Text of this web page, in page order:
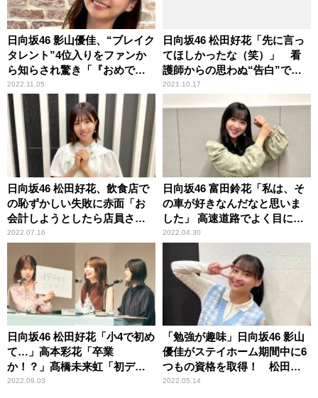
日向坂46 影山優佳、“ブレイク
タレント”4位入りをファンか
ら知らされ驚き「『おめでと
う』っていっぱい来たの」
2022.11.05
日向坂46 松田好花「先に言っ
てほしかったな（笑）」 看
護師からの思わぬ“告白”で頭
が真っ白になった顛末を明か
2021.10.17
日向坂46 松田好花、飲食店で
の恥ずかしい失敗に赤面「お
会計しようとしたら店員さん
が……」
2022.07.16
日向坂46 富田鈴花「私は、そ
の車が好きなんだなと思いま
した」 高速道路でよく目につ
く車種を明かす
2022.04.30
日向坂46 松田好花「小4で初め
て…」高本彩花「卒業
か！？」髙橋未来虹「初デー
ト！」 どこにも出してない
2022.09.03
「勉強が趣味」日向坂46 影山
優佳がステイホーム期間中に6
つもの資格を取得！ 松田好
花も仰天
2022.05.14